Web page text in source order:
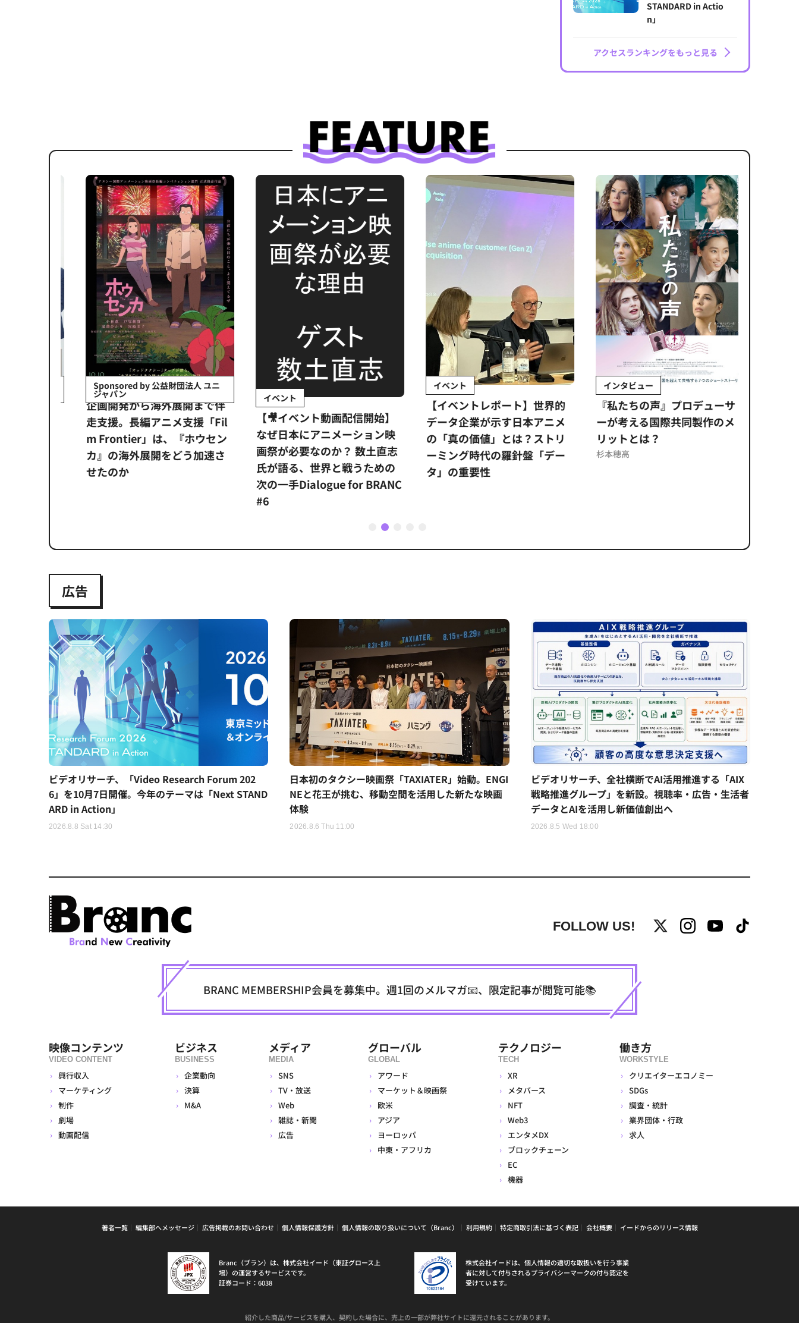
STANDARD in Actio
n」
アクセスランキングをもっと見る
Sponsored by 公益財団法人 ユニ
ジャパン
企画開発から海外展開まで伴
走支援。長編アニメ支援「Fil
m Frontier」は、『ホウセン
カ』の海外展開をどう加速さ
せたのか
イベント
【🎥イベント動画配信開始】
なぜ日本にアニメーション映
画祭が必要なのか？ 数土直志
氏が語る、世界と戦うための
次の一手Dialogue for BRANC
イベント
【イベントレポート】世界的
データ企業が示す日本アニメ
の「真の価値」とは？ストリ
ーミング時代の羅針盤「デー
タ」の重要性
インタビュー
『私たちの声』プロデューサ
ーが考える国際共同製作のメ
リットとは？
杉本穂高
1 2
広告
ビデオリサーチ、「Video Research Forum 202
6」を10月7日開催。今年のテーマは「Next STAND
ARD in Action」
2026.8.8 Sat 14:30
日本初のタクシー映画祭「TAXIATER」始動。ENGI
NEと花王が挑む、移動空間を活用した新たな映画
体験
2026.8.6 Thu 11:00
ビデオリサーチ、全社横断でAI活用推進する「AIX
戦略推進グループ」を新設。視聴率・広告・生活者
データとAIを活用し新価値創出へ
2026.8.5 Wed 18:00
FOLLOW US!
BRANC MEMBERSHIP会員を募集中。週1回のメルマガ📧、限定記事が閲覧可能📚
映像コンテンツ
VIDEO CONTENT
興行収入
マーケティング
制作
劇場
動画配信
ビジネス
BUSINESS
企業動向
決算
M&A
メディア
MEDIA
SNS
TV・放送
Web
雑誌・新聞
広告
グローバル
GLOBAL
アワード
マーケット＆映画祭
欧米
アジア
ヨーロッパ
中東・アフリカ
テクノロジー
TECH
XR
メタバース
NFT
Web3
エンタメDX
ブロックチェーン
EC
機器
働き方
WORKSTYLE
クリエイターエコノミー
SDGs
調査・統計
業界団体・行政
求人
著者一覧 編集部へメッセージ 広告掲載のお問い合わせ 個人情報保護方針 個人情報の取り扱いについて（Branc） 利用規約 特定商取引法に基づく表記 会社概要 イードからのリリース情報
Branc（ブラン）は、株式会社イード（東証グロース上
場）の運営するサービスです。
証券コード：6038
株式会社イードは、個人情報の適切な取扱いを行う事業
者に対して付与されるプライバシーマークの付与認定を
受けています。
紹介した商品/サービスを購入、契約した場合に、売上の一部が弊社サイトに還元されることがあります。